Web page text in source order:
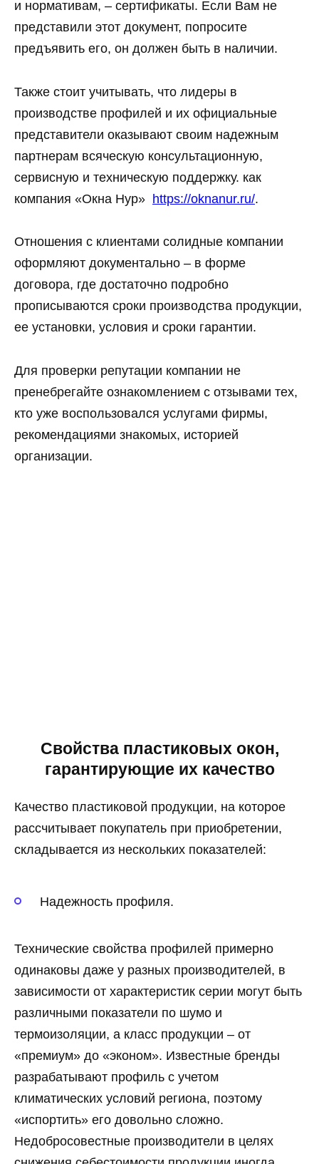
и нормативам, – сертификаты. Если Вам не
представили этот документ, попросите
предъявить его, он должен быть в наличии.
Также стоит учитывать, что лидеры в
производстве профилей и их официальные
представители оказывают своим надежным
партнерам всяческую консультационную,
сервисную и техническую поддержку. как
компания «Окна Нур» https://oknanur.ru/.
Отношения с клиентами солидные компании
оформляют документально – в форме
договора, где достаточно подробно
прописываются сроки производства продукции,
ее установки, условия и сроки гарантии.
Для проверки репутации компании не
пренебрегайте ознакомлением с отзывами тех,
кто уже воспользовался услугами фирмы,
рекомендациями знакомых, историей
организации.
Свойства пластиковых окон,
гарантирующие их качество
Качество пластиковой продукции, на которое
рассчитывает покупатель при приобретении,
складывается из нескольких показателей:
Надежность профиля.
Технические свойства профилей примерно
одинаковы даже у разных производителей, в
зависимости от характеристик серии могут быть
различными показатели по шумо и
термоизоляции, а класс продукции – от
«премиум» до «эконом». Известные бренды
разрабатывают профиль с учетом
климатических условий региона, поэтому
«испортить» его довольно сложно.
Недобросовестные производители в целях